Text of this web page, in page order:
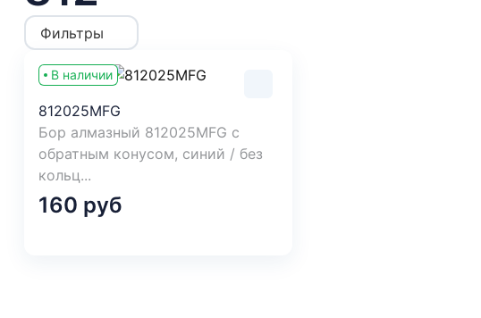
Фильтры
В наличии
812025MFG
Бор алмазный 812025MFG с
обратным конусом, синий / без
кольц...
160 руб